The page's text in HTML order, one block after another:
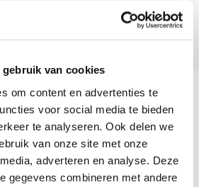
gebruik van cookies
om content en advertenties te
voor social media te bieden
te analyseren. Ook delen we
van onze site met onze
adverteren en analyse. Deze
gegevens combineren met andere
CONTACT OP